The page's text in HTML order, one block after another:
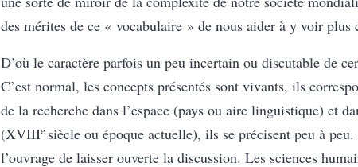
des mérites de ce « vocabulaire » de nous aider à y voir plus
D’où le caractère parfois un peu incertain ou discutable de
C’est normal, les concepts présentés sont vivants, ils
de la recherche dans l’espace (pays ou aire linguistique) et
(XVIIIe siècle ou époque actuelle), ils se précisent peu à peu.
l’ouvrage de laisser ouverte la discussion. Les sciences